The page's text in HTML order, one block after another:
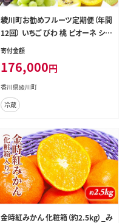
綾川町お勧めフルーツ定期便（年間
12回） いちご びわ 桃 ピオーネ シャ
インマスカット デコポン 柿 キウイ 1
寄付金額
176,000円
香川県綾川町
冷蔵
金時紅みかん 化粧箱（約2.5kg）_み